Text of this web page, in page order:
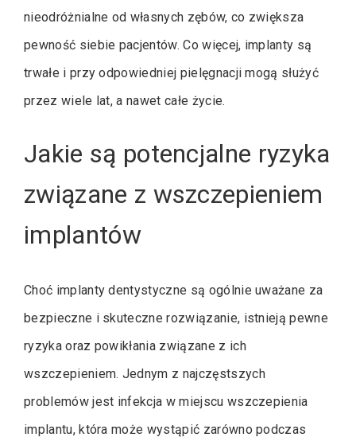
nieodróżnialne od własnych zębów, co zwiększa
pewność siebie pacjentów. Co więcej, implanty są
trwałe i przy odpowiedniej pielęgnacji mogą służyć
przez wiele lat, a nawet całe życie.
Jakie są potencjalne ryzyka
związane z wszczepieniem
implantów
Choć implanty dentystyczne są ogólnie uważane za
bezpieczne i skuteczne rozwiązanie, istnieją pewne
ryzyka oraz powikłania związane z ich
wszczepieniem. Jednym z najczęstszych
problemów jest infekcja w miejscu wszczepienia
implantu, która może wystąpić zarówno podczas